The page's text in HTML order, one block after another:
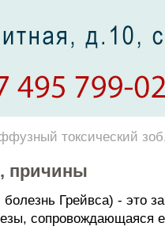
токсический
причины
Грейвса) - это
сопровождающаяся